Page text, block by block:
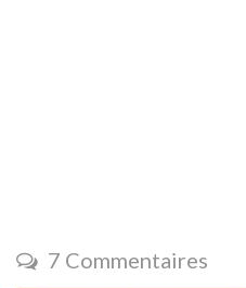
7 Commentaires